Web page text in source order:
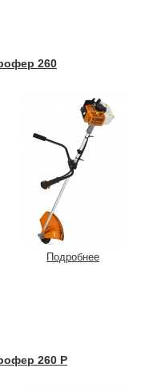
260
Подробнее
260 Р